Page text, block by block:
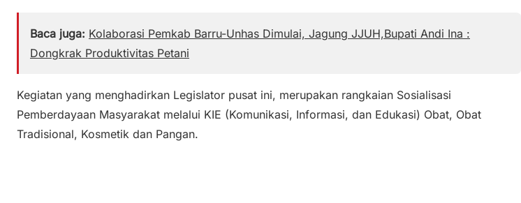
Baca juga: Kolaborasi Pemkab Barru-Unhas Dimulai, Jagung JJUH,Bupati Andi Ina :
Dongkrak Produktivitas Petani
Kegiatan yang menghadirkan Legislator pusat ini, merupakan rangkaian Sosialisasi
Pemberdayaan Masyarakat melalui KIE (Komunikasi, Informasi, dan Edukasi) Obat, Obat
Tradisional, Kosmetik dan Pangan.